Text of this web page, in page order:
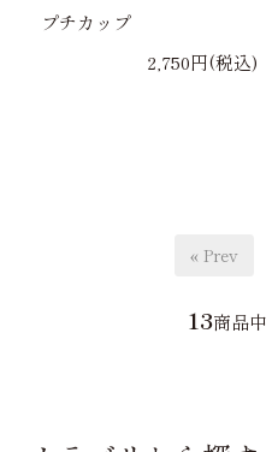
プチカップ
2,750円(税込)
« Prev
13商品中